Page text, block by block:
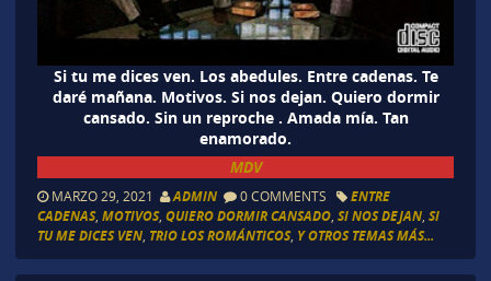
Si tu me dices ven. Los abedules. Entre cadenas. Te
daré mañana. Motivos. Si nos dejan. Quiero dormir
cansado. Sin un reproche . Amada mía. Tan
enamorado.
MDV
MARZO 29, 2021 ADMIN 0 COMMENTS
ENTRE
CADENAS, MOTIVOS, QUIERO DORMIR CANSADO, SI NOS DEJAN, SI
TU ME DICES VEN, TRIO LOS ROMÁNTICOS, Y OTROS TEMAS MÁS...